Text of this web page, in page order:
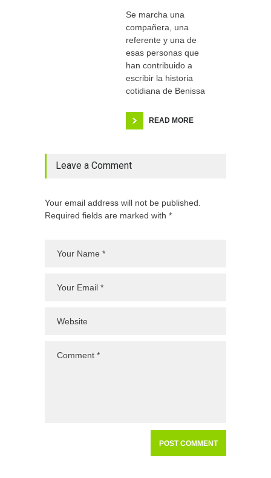
Se marcha una
compañera, una
referente y una de
esas personas que
han contribuido a
escribir la historia
cotidiana de Benissa
READ MORE
Leave a Comment
Your email address will not be published.
Required fields are marked with *